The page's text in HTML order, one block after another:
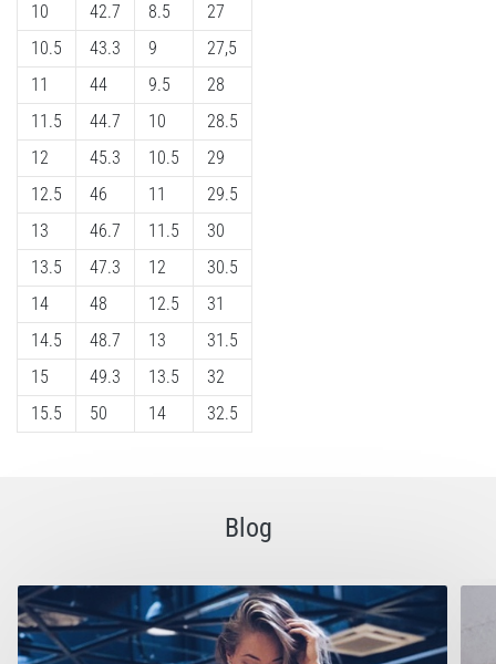
10
10.5
11
11.5
12
12.5
13
13.5
14
14.5
15
15.5
42.7
43.3
44
44.7
45.3
46
46.7
47.3
48
48.7
49.3
50
8.5
9
9.5
10
10.5
11
11.5
12
12.5
13
13.5
14
27
27,5
28
28.5
29
29.5
30
30.5
31
31.5
32
32.5
Blog